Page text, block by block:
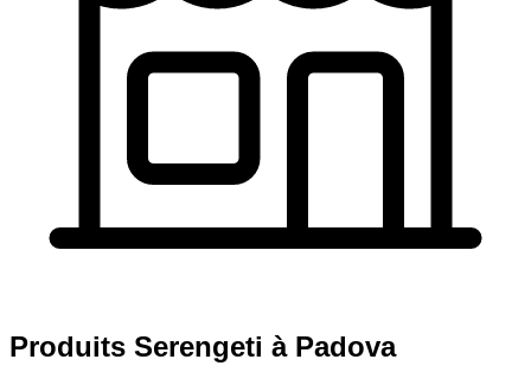
Produits Serengeti à Padova